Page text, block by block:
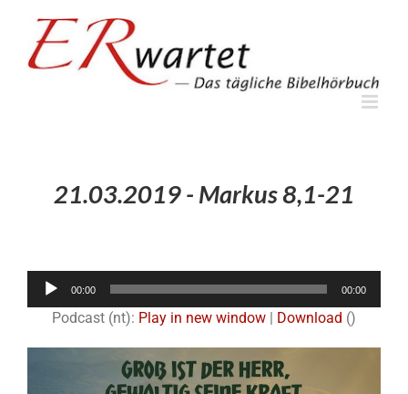
springen
21.03.2019 - Markus 8,1-21
00:00 00:00
Podcast (nt): Play in new window | Download ()